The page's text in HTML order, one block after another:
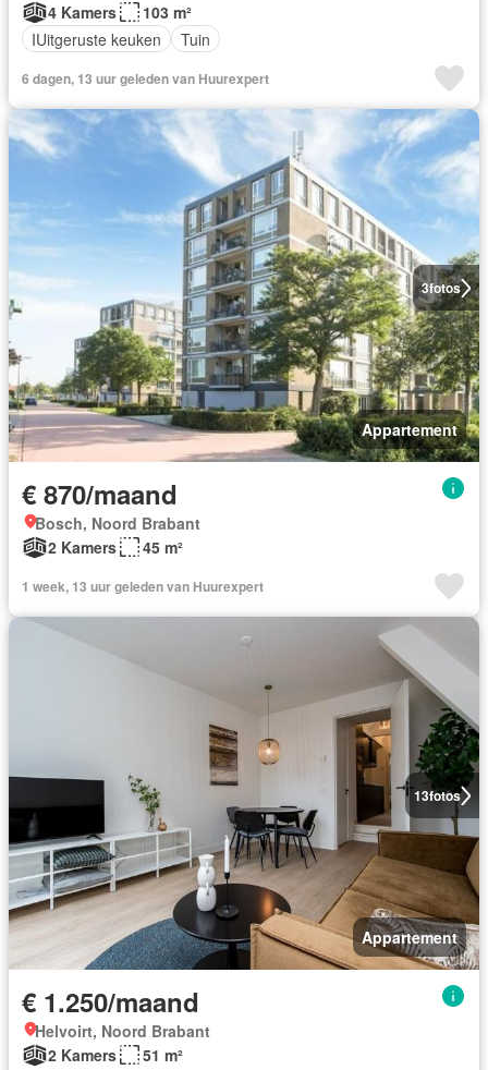
4 Kamers
103 m²
IUitgeruste keuken
Tuin
6 dagen, 13 uur geleden van Huurexpert
3fotos
Appartement
€ 870/maand
Bosch, Noord Brabant
2 Kamers
45 m²
1 week, 13 uur geleden van Huurexpert
13fotos
Appartement
€ 1.250/maand
Helvoirt, Noord Brabant
2 Kamers
51 m²